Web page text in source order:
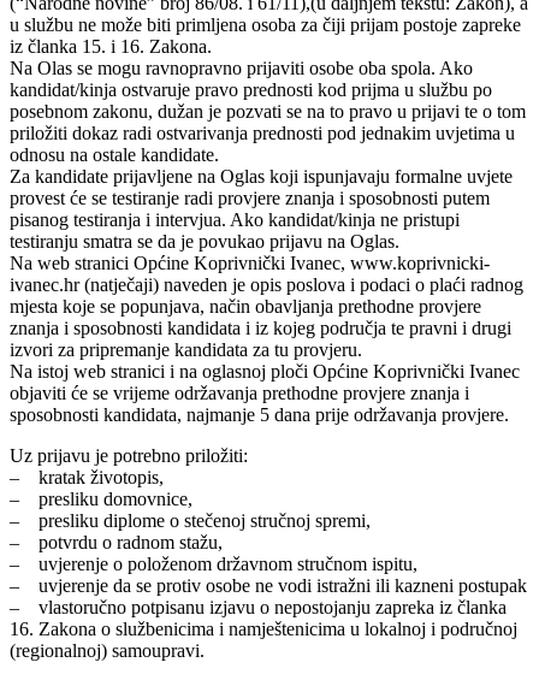
u službu ne može biti primljena osoba za čiji prijam postoje zapreke
iz članka 15. i 16. Zakona.
Na Olas se mogu ravnopravno prijaviti osobe oba spola. Ako
kandidat/kinja ostvaruje pravo prednosti kod prijma u službu po
posebnom zakonu, dužan je pozvati se na to pravo u prijavi te o tom
priložiti dokaz radi ostvarivanja prednosti pod jednakim uvjetima u
odnosu na ostale kandidate.
Za kandidate prijavljene na Oglas koji ispunjavaju formalne uvjete
provest će se testiranje radi provjere znanja i sposobnosti putem
pisanog testiranja i intervjua. Ako kandidat/kinja ne pristupi
testiranju smatra se da je povukao prijavu na Oglas.
Na web stranici Općine Koprivnički Ivanec, www.koprivnicki-
ivanec.hr (natječaji) naveden je opis poslova i podaci o plaći radnog
mjesta koje se popunjava, način obavljanja prethodne provjere
znanja i sposobnosti kandidata i iz kojeg područja te pravni i drugi
izvori za pripremanje kandidata za tu provjeru.
Na istoj web stranici i na oglasnoj ploči Općine Koprivnički Ivanec
objaviti će se vrijeme održavanja prethodne provjere znanja i
sposobnosti kandidata, najmanje 5 dana prije održavanja provjere.
Uz prijavu je potrebno priložiti:
– kratak životopis,
– presliku domovnice,
– presliku diplome o stečenoj stručnoj spremi,
– potvrdu o radnom stažu,
– uvjerenje o položenom državnom stručnom ispitu,
– uvjerenje da se protiv osobe ne vodi istražni ili kazneni postupak
– vlastoručno potpisanu izjavu o nepostojanju zapreka iz članka
16. Zakona o službenicima i namještenicima u lokalnoj i područnoj
(regionalnoj) samoupravi.